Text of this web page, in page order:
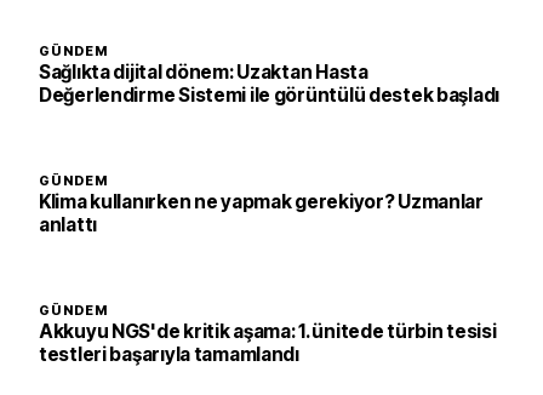
GÜNDEM
Sağlıkta dijital dönem: Uzaktan Hasta
Değerlendirme Sistemi ile görüntülü destek başladı
GÜNDEM
Klima kullanırken ne yapmak gerekiyor? Uzmanlar
anlattı
GÜNDEM
Akkuyu NGS'de kritik aşama: 1. ünitede türbin tesisi
testleri başarıyla tamamlandı